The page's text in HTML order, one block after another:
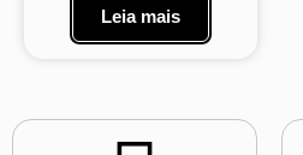
Leia mais